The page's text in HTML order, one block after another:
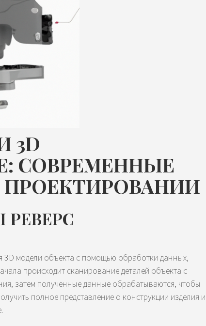
3D
СОВРЕМЕННЫЕ
3D модели объекта с помощью обработки данных,
происходит сканирование деталей объекта с
затем полученные данные обрабатываются, чтобы
полное представление о конструкции изделия и